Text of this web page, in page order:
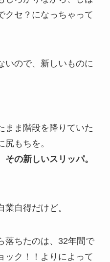
クセ？になっちゃって
いので、新しいものに
まま階段を降りていた
もちを。
の新しいスリッパ。
業自得だけど。
落ちたのは、32年間で
ック！！よりによって